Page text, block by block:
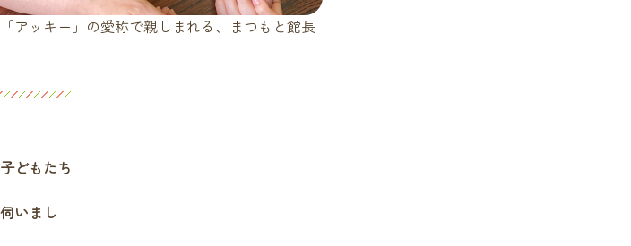
アッキー」の愛称で親しまれる、まつもと館長
どもたち
いまし